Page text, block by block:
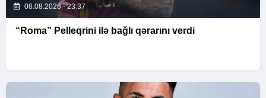
08.08.2026 - 23:37
“Roma” Pelleqrini ilə bağlı qərarını verdi